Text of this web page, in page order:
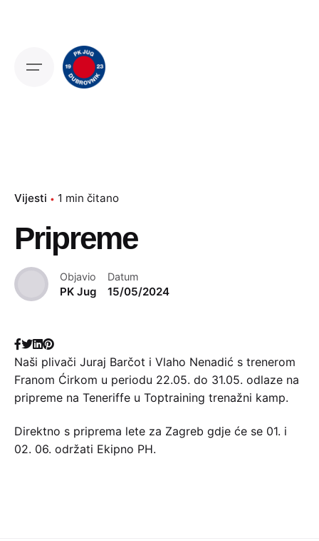
Vijesti 1 min čitano
Pripreme
Objavio
PK Jug
Datum
15/05/2024
Naši plivači Juraj Barčot i Vlaho Nenadić s trenerom
Franom Ćirkom u periodu 22.05. do 31.05. odlaze na
pripreme na Teneriffe u Toptraining trenažni kamp.
Direktno s priprema lete za Zagreb gdje će se 01. i
02. 06. održati Ekipno PH.